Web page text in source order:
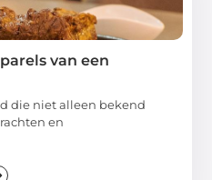
van een
die niet alleen bekend
en